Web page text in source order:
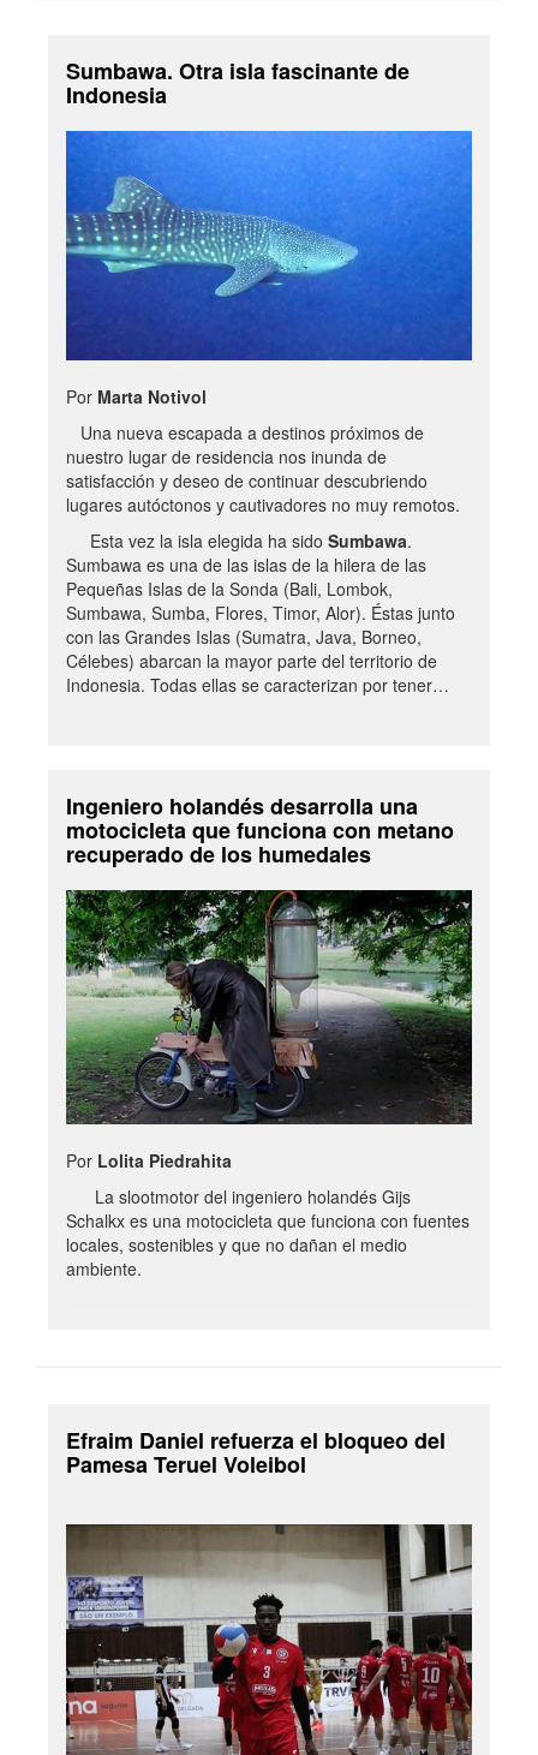
Sumbawa. Otra isla fascinante de
Indonesia
Por Marta Notivol
Una nueva escapada a destinos próximos de
nuestro lugar de residencia nos inunda de
satisfacción y deseo de continuar descubriendo
lugares autóctonos y cautivadores no muy remotos.
Esta vez la isla elegida ha sido Sumbawa.
Sumbawa es una de las islas de la hilera de las
Pequeñas Islas de la Sonda (Bali, Lombok,
Sumbawa, Sumba, Flores, Timor, Alor). Éstas junto
con las Grandes Islas (Sumatra, Java, Borneo,
Célebes) abarcan la mayor parte del territorio de
Indonesia. Todas ellas se caracterizan por tener…
Ingeniero holandés desarrolla una
motocicleta que funciona con metano
recuperado de los humedales
Por Lolita Piedrahita
La slootmotor del ingeniero holandés Gijs
Schalkx es una motocicleta que funciona con fuentes
locales, sostenibles y que no dañan el medio
ambiente.
Efraim Daniel refuerza el bloqueo del
Pamesa Teruel Voleibol